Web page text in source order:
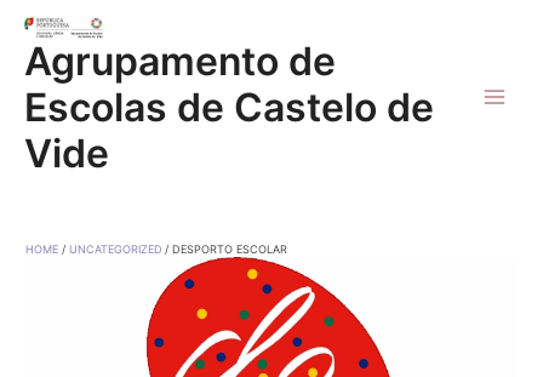
content
Agrupamento de
Escolas de Castelo de
Vide
HOME UNCATEGORIZED DESPORTO ESCOLAR